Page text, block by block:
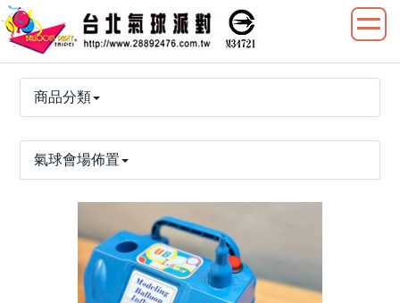
商品分類
氣球會場佈置